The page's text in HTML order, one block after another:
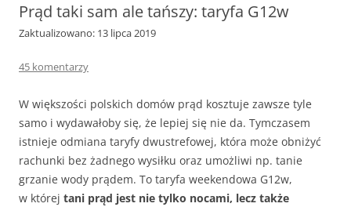
Prąd taki sam ale tańszy: taryfa G12w
Zaktualizowano: 13 lipca 2019
45 komentarzy
W większości polskich domów prąd kosztuje zawsze tyle
samo i wydawałoby się, że lepiej się nie da. Tymczasem
istnieje odmiana taryfy dwustrefowej, która może obniżyć
rachunki bez żadnego wysiłku oraz umożliwi np. tanie
grzanie wody prądem. To taryfa weekendowa G12w,
w której tani prąd jest nie tylko nocami, lecz także